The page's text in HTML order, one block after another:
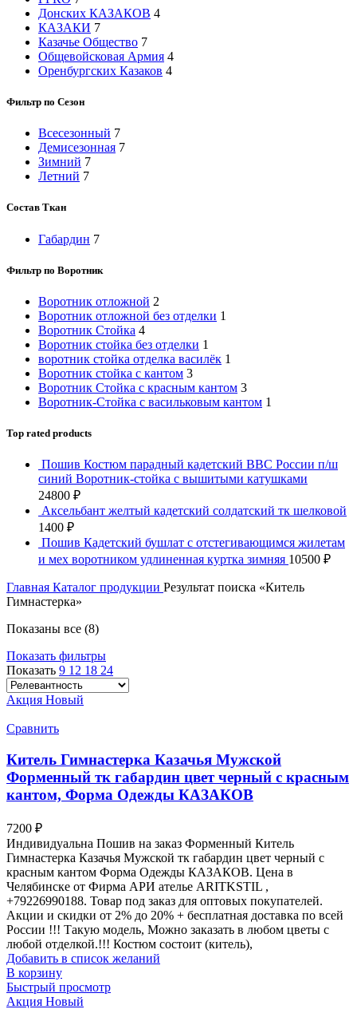
Донских КАЗАКОВ 4
КАЗАКИ 7
Казачье Общество 7
Общевойсковая Армия 4
Оренбургских Казаков 4
Фильтр по Сезон
Всесезонный 7
Демисезонная 7
Зимний 7
Летний 7
Состав Ткан
Габардин 7
Фильтр по Воротник
Воротник отложной 2
Воротник отложной без отделки 1
Воротник Стойка 4
Воротник стойка без отделки 1
воротник стойка отделка василёк 1
Воротник стойка с кантом 3
Воротник Стойка с красным кантом 3
Воротник-Стойка с васильковым кантом 1
Top rated products
Пошив Костюм парадный кадетский ВВС России п/ш
синий Воротник-стойка с вышитыми катушками
24800 ₽
Аксельбант желтый кадетский солдатский тк шелковой
1400 ₽
Пошив Кадетский бушлат с отстегивающимся жилетам
и мех воротником удлиненная куртка зимняя 10500 ₽
Главная Каталог продукции Результат поиска «Китель
Гимнастерка»
Показаны все (8)
Показать фильтры
Показать 9 12 18 24
Акция Новый
Сравнить
Китель Гимнастерка Казачья Мужской
Форменный тк габардин цвет черный с красным
кантом, Форма Одежды КАЗАКОВ
7200 ₽
Индивидуальна Пошив на заказ Форменный Китель
Гимнастерка Казачья Мужской тк габардин цвет черный с
красным кантом Форма Одежды КАЗАКОВ. Цена в
Челябинске от Фирма АРИ ателье ARITKSTIL ,
+79226990188. Товар под заказ для оптовых покупателей.
Акции и скидки от 2% до 20% + бесплатная доставка по всей
России !!! Такую модель, Mожно заказать в любом цветы с
любой отделкой.!!! Костюм состоит (китель),
Добавить в список желаний
В корзину
Быстрый просмотр
Акция Новый